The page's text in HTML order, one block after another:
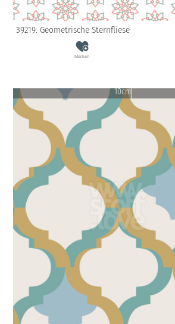
39219: Geometrische Sternfliese
Merken
10cm